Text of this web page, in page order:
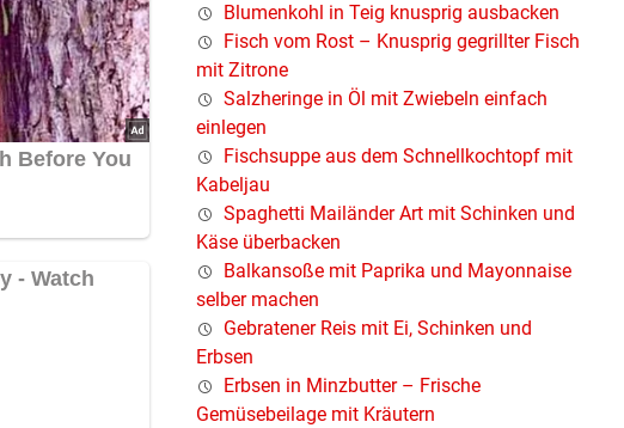
Blumenkohl in Teig knusprig ausbacken
Fisch vom Rost – Knusprig gegrillter Fisch
mit Zitrone
Salzheringe in Öl mit Zwiebeln einfach
einlegen
Fischsuppe aus dem Schnellkochtopf mit
Kabeljau
Spaghetti Mailänder Art mit Schinken und
Käse überbacken
Balkansoße mit Paprika und Mayonnaise
selber machen
Gebratener Reis mit Ei, Schinken und
Erbsen
Erbsen in Minzbutter – Frische
Gemüsebeilage mit Kräutern